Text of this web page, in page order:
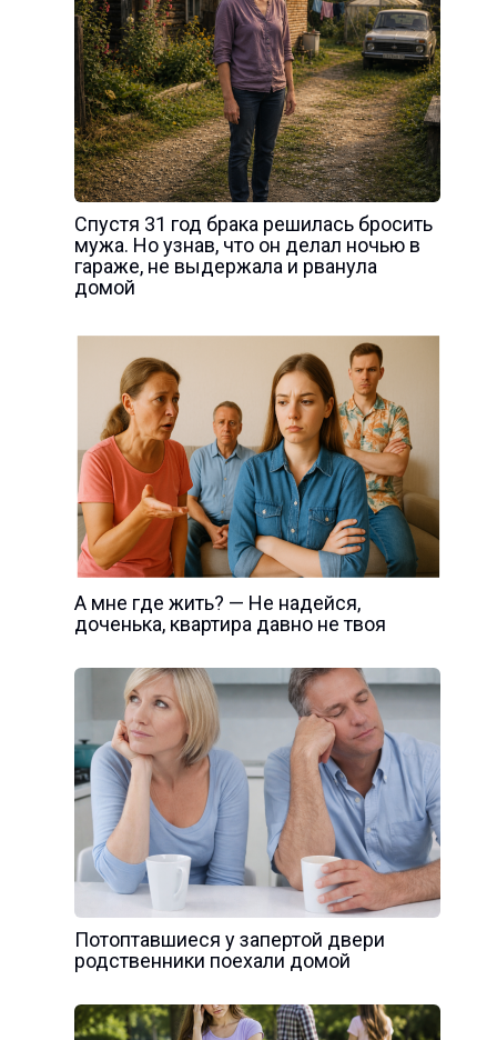
Спустя 31 год брака решилась бросить
мужа. Но узнав, что он делал ночью в
гараже, не выдержала и рванула
домой
А мне где жить? — Не надейся,
доченька, квартира давно не твоя
Потоптавшиеся у запертой двери
родственники поехали домой